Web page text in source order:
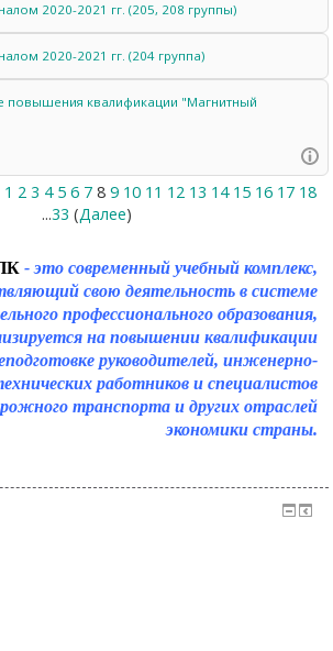
2020-2021 гг. (205, 208 группы)
2020-2021 гг. (204 группа)
квалификации "Магнитный
1 2 3 4 5 6 7 8 9 10 11 12 13 14 15 16 17 18
...33 (Далее)
- это современный учебный комплекс,
свою деятельность в системе
профессионального образования,
на повышении квалификации
руководителей, инженерно-
работников и специалистов
транспорта и других отраслей
экономики страны.